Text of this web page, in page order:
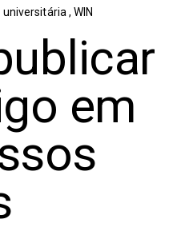
universitária,WIN
em